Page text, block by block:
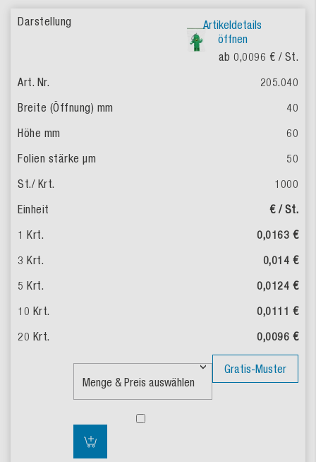
Artikeldetails
öffnen
ab 0,0096 € / St.
205.040
40
60
50
1000
€ / St.
0,0163 €
0,014 €
0,0124 €
0,0111 €
0,0096 €
Gratis-Muster